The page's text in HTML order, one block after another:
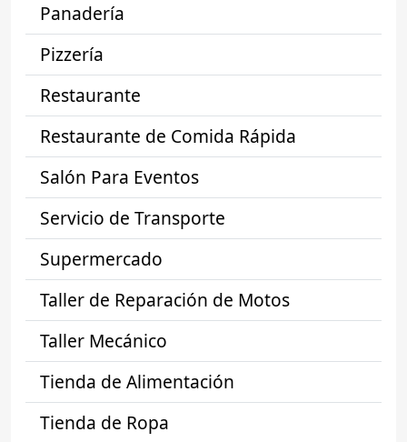
Panadería
Pizzería
Restaurante
Restaurante de Comida Rápida
Salón Para Eventos
Servicio de Transporte
Supermercado
Taller de Reparación de Motos
Taller Mecánico
Tienda de Alimentación
Tienda de Ropa